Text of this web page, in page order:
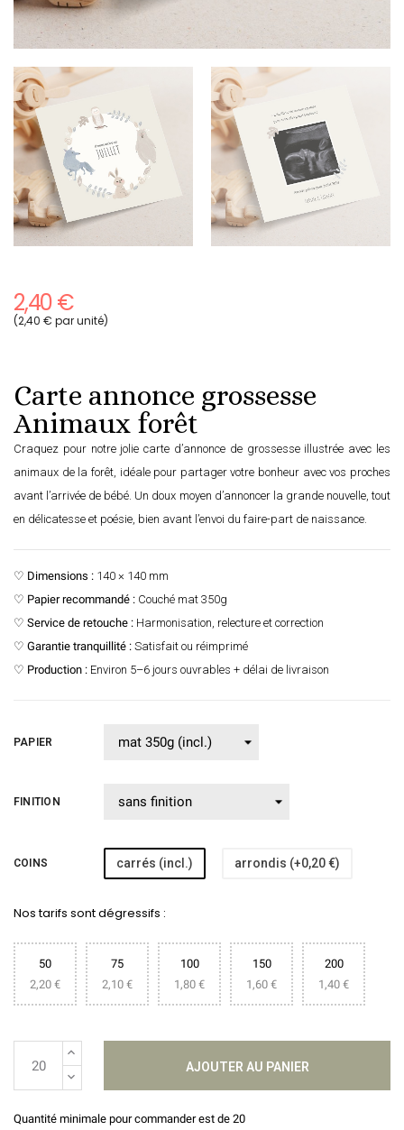
2,40 €
(2,40 € par unité)
Carte annonce grossesse
Animaux forêt
Craquez pour notre jolie carte d’annonce de grossesse illustrée avec les
animaux de la forêt, idéale pour partager votre bonheur avec vos proches
avant l’arrivée de bébé. Un doux moyen d’annoncer la grande nouvelle, tout
en délicatesse et poésie, bien avant l’envoi du faire-part de naissance.
♡ Dimensions : 140 × 140 mm
♡ Papier recommandé : Couché mat 350g
♡ Service de retouche : Harmonisation, relecture et correction
♡ Garantie tranquillité : Satisfait ou réimprimé
♡ Production : Environ 5–6 jours ouvrables + délai de livraison
PAPIER
FINITION
COINS carrés (incl.) arrondis (+0,20 €)
Nos tarifs sont dégressifs :
50
2,20 €
75
2,10 €
100
1,80 €
150
1,60 €
200
1,40 €
AJOUTER AU PANIER
Quantité minimale pour commander est de 20